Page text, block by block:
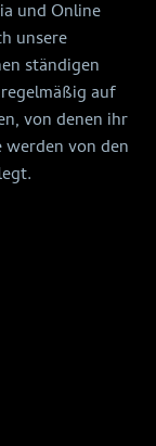
und Online
unsere
ständigen
auf
von denen ihr
von den